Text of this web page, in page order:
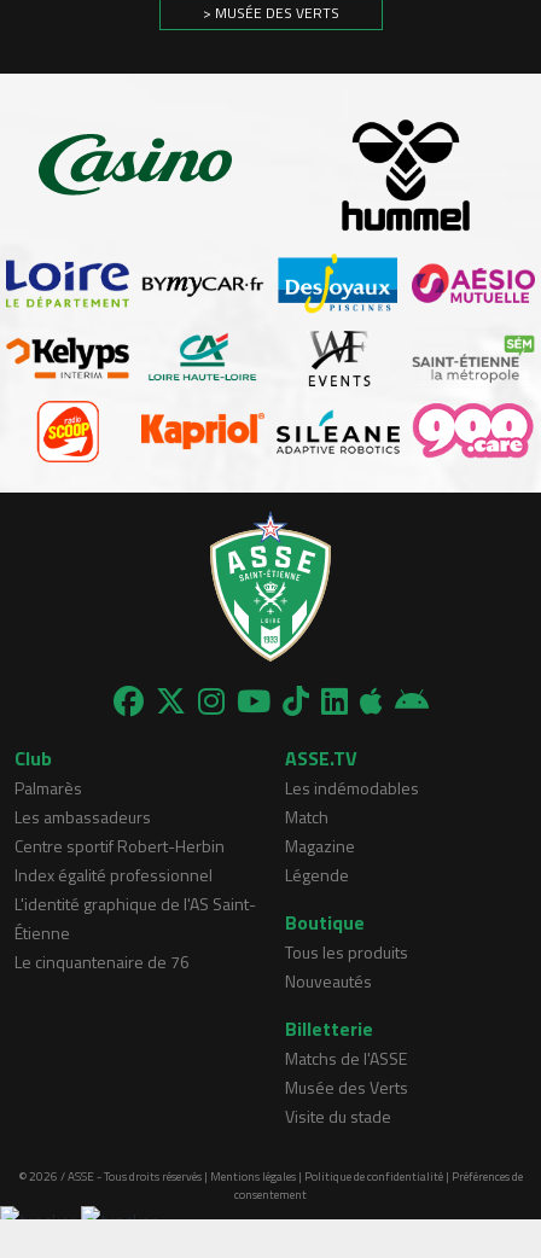
> MUSÉE DES VERTS
Club
Palmarès
Les ambassadeurs
Centre sportif Robert-Herbin
Index égalité professionnel
L'identité graphique de l'AS Saint-
Étienne
Le cinquantenaire de 76
ASSE.TV
Les indémodables
Match
Magazine
Légende
Boutique
Tous les produits
Nouveautés
Billetterie
Matchs de l'ASSE
Musée des Verts
Visite du stade
© 2026 / ASSE - Tous droits réservés | Mentions légales| Politique de confidentialité| Préférences de
consentement